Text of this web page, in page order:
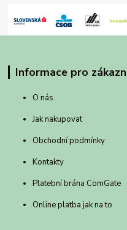
Informace pro
O nás
Jak nakupovat
Obchodní podmínky
Kontakty
Platební brána ComGate
Online platba jak na to